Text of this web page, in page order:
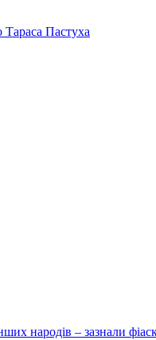
Тараса Пастуха
народів – зазнали